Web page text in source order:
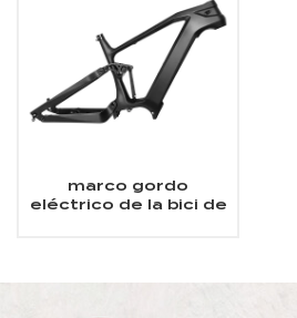
marco gordo
eléctrico de la bici de
Bafang Motor M620